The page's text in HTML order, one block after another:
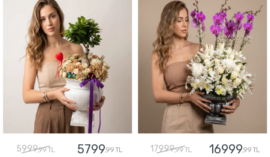
5999,99 TL 5799,99 TL 17999,99 TL 16999,99 TL